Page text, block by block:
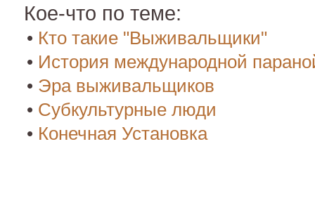
Кое-что по теме:
• Кто такие "Выживальщики"
• История международной
• Эра выживальщиков
• Субкультурные люди
• Конечная Установка